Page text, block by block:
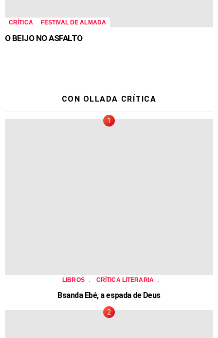
CRÍTICA FESTIVAL DE ALMADA
O BEIJO NO ASFALTO
CON OLLADA CRÍTICA
LIBROS , CRÍTICA LITERARIA ,
Bsanda Ebé, a espada de Deus